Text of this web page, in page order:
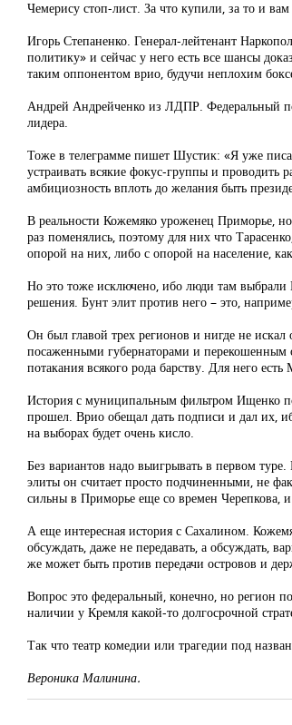
Чемерису стоп-лист. За что купили, за то и
Игорь Степаненко. Генерал-лейтенант
политику» и сейчас у него есть все шансы
таким оппонентом врио, будучи неплохим
Андрей Андрейченко из ЛДПР. Федеральный
лидера.
Тоже в телеграмме пишет Шустик: «Я уже
устраивать всякие фокус-группы и проводить
амбициозность вплоть до желания быть
В реальности Кожемяко уроженец Приморье,
раз поменялись, поэтому для них что
опорой на них, либо с опорой на население,
Но это тоже исключено, ибо люди там выбрали
решения. Бунт элит против него – это,
Он был главой трех регионов и нигде не
посаженными губернаторами и перекошенным
потакания всякого рода барству. Для него
История с муниципальным фильтром Ищенко
прошел. Врио обещал дать подписи и дал их,
на выборах будет очень кисло.
Без вариантов надо выигрывать в первом
элиты он считает просто подчиненными, не
сильны в Приморье еще со времен Черепкова,
А еще интересная история с Сахалином.
обсуждать, даже не передавать, а обсуждать,
же может быть против передачи островов и
Вопрос это федеральный, конечно, но регион
наличии у Кремля какой-то долгосрочной
Так что театр комедии или трагедии под
Вероника Малинина.